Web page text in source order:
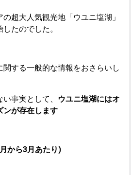
超大人気観光地「ウユニ塩湖」
たのでした。
関する一般的な情報をおさらいし
事実として、 ウユニ塩湖にはオ
ンが存在します
から3月あたり)